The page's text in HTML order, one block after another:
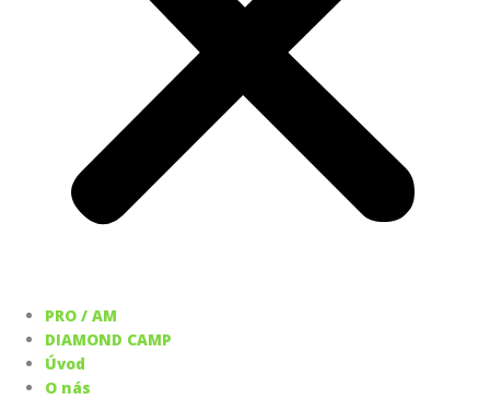
PRO / AM
DIAMOND CAMP
Úvod
O nás